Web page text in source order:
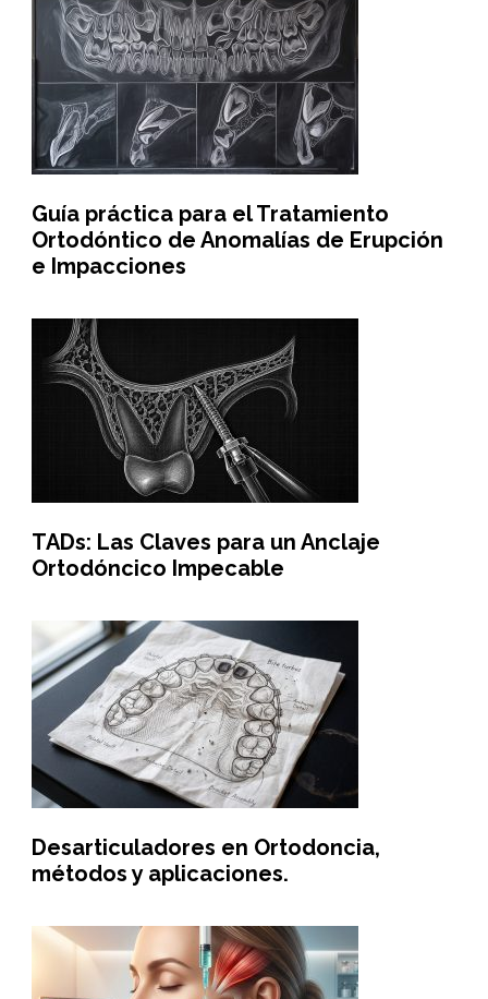
Guía práctica para el Tratamiento
Ortodóntico de Anomalías de Erupción
e Impacciones
TADs: Las Claves para un Anclaje
Ortodóncico Impecable
Desarticuladores en Ortodoncia,
métodos y aplicaciones.